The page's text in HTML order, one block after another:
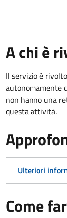
A chi è
Il servizio è
autonomamente
non hanno una
questa attività.
Ulteriori
Come